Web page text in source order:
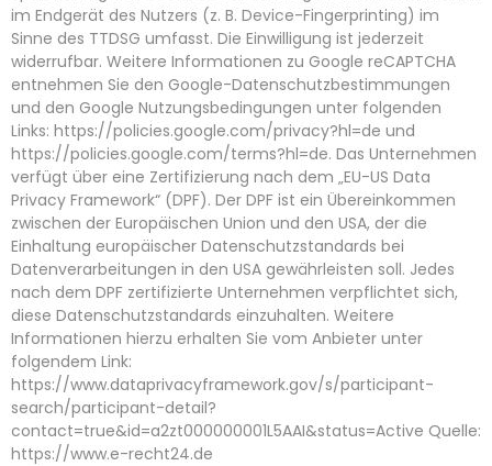
im Endgerät des Nutzers (z. B. Device-Fingerprinting) im
Sinne des TTDSG umfasst. Die Einwilligung ist jederzeit
widerrufbar. Weitere Informationen zu Google reCAPTCHA
entnehmen Sie den Google-Datenschutzbestimmungen
und den Google Nutzungsbedingungen unter folgenden
Links: https://policies.google.com/privacy?hl=de und
https://policies.google.com/terms?hl=de. Das Unternehmen
verfügt über eine Zertifizierung nach dem „EU-US Data
Privacy Framework“ (DPF). Der DPF ist ein Übereinkommen
zwischen der Europäischen Union und den USA, der die
Einhaltung europäischer Datenschutzstandards bei
Datenverarbeitungen in den USA gewährleisten soll. Jedes
nach dem DPF zertifizierte Unternehmen verpflichtet sich,
diese Datenschutzstandards einzuhalten. Weitere
Informationen hierzu erhalten Sie vom Anbieter unter
folgendem Link:
https://www.dataprivacyframework.gov/s/participant-
search/participant-detail?
contact=true&id=a2zt000000001L5AAI&status=Active Quelle:
https://www.e-recht24.de